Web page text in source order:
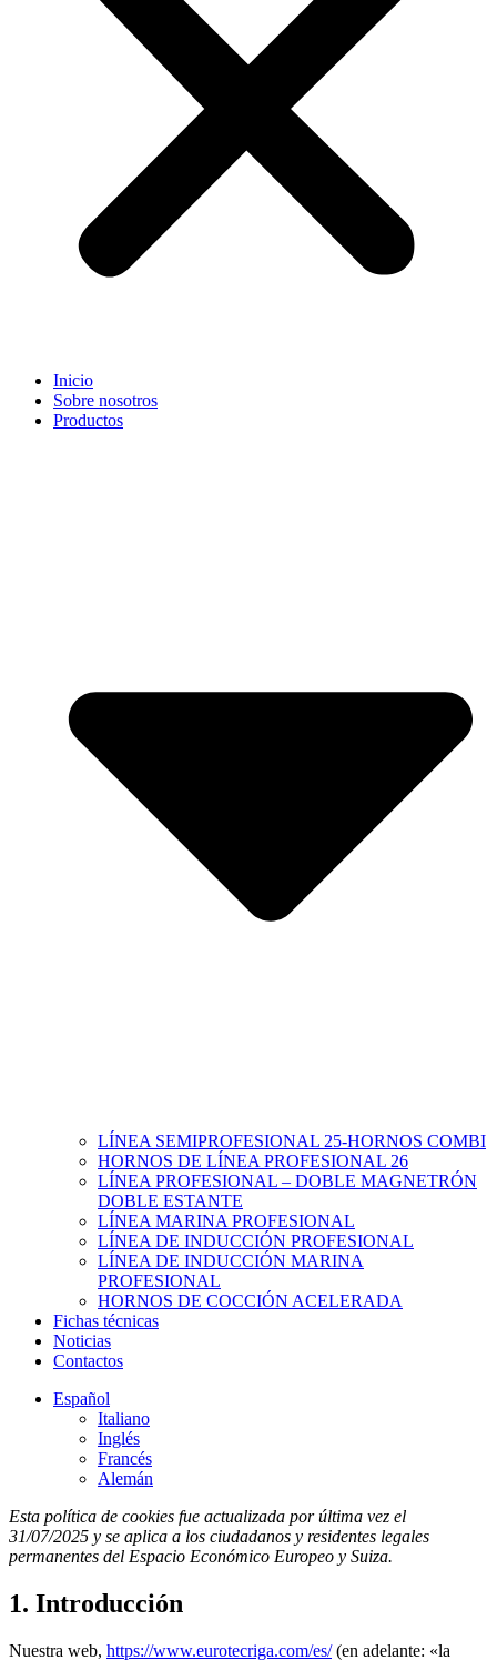
Inicio
Sobre nosotros
Productos
LÍNEA SEMIPROFESIONAL 25-HORNOS COMBI
HORNOS DE LÍNEA PROFESIONAL 26
LÍNEA PROFESIONAL – DOBLE MAGNETRÓN
DOBLE ESTANTE
LÍNEA MARINA PROFESIONAL
LÍNEA DE INDUCCIÓN PROFESIONAL
LÍNEA DE INDUCCIÓN MARINA
PROFESIONAL
HORNOS DE COCCIÓN ACELERADA
Fichas técnicas
Noticias
Contactos
Español
Italiano
Inglés
Francés
Alemán
Esta política de cookies fue actualizada por última vez el
31/07/2025 y se aplica a los ciudadanos y residentes legales
permanentes del Espacio Económico Europeo y Suiza.
1. Introducción
Nuestra web, https://www.eurotecriga.com/es/(en adelante: «la